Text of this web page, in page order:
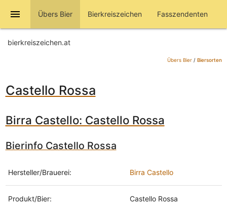
menu Übers Bier Bierkreiszeichen Fasszendenten
bierkreiszeichen.at
Übers Bier/ Biersorten
Castello Rossa
Birra Castello: Castello Rossa
Bierinfo Castello Rossa
Hersteller/Brauerei: Birra Castello
Produkt/Bier: Castello Rossa